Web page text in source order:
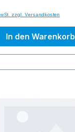
zzgl. Versandkosten
In den Warenkorb